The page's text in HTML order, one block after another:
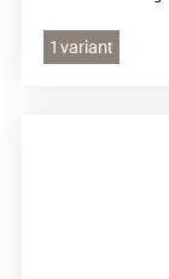
1 variant